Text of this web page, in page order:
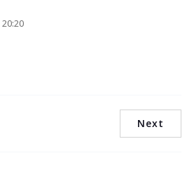
20:20
Next